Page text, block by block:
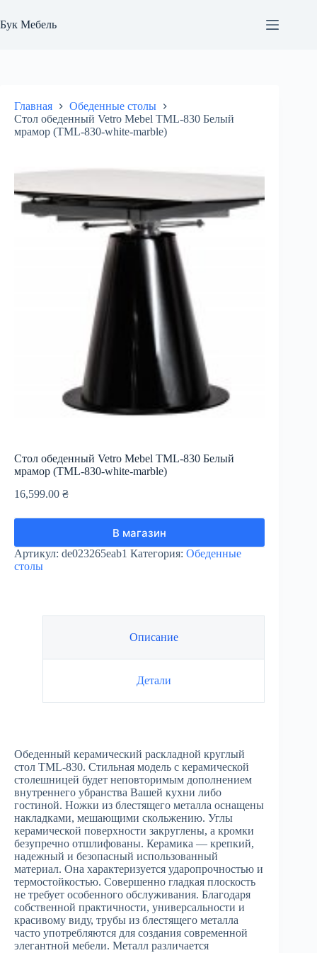
к
сути
Бук Мебель
Главная
Обеденные столы
Стол обеденный Vetro Mebel TML-830 Белый
мрамор (TML-830-white-marble)
Стол обеденный Vetro Mebel TML-830 Белый
мрамор (TML-830-white-marble)
16,599.00 ₴
В магазин
Артикул: de023265eab1 Категория: Обеденные
столы
Описание
Детали
Обеденный керамический раскладной круглый
стол TML-830. Стильная модель с керамической
столешницей будет неповторимым дополнением
внутреннего убранства Вашей кухни либо
гостиной. Ножки из блестящего металла оснащены
накладками, мешающими скольжению. Углы
керамической поверхности закруглены, а кромки
безупречно отшлифованы. Керамика — крепкий,
надежный и безопасный использованный
материал. Она характеризуется ударопрочностью и
термостойкостью. Совершенно гладкая плоскость
не требует особенного обслуживания. Благодаря
собственной практичности, универсальности и
красивому виду, трубы из блестящего металла
часто употребляются для создания современной
элегантной мебели. Металл различается